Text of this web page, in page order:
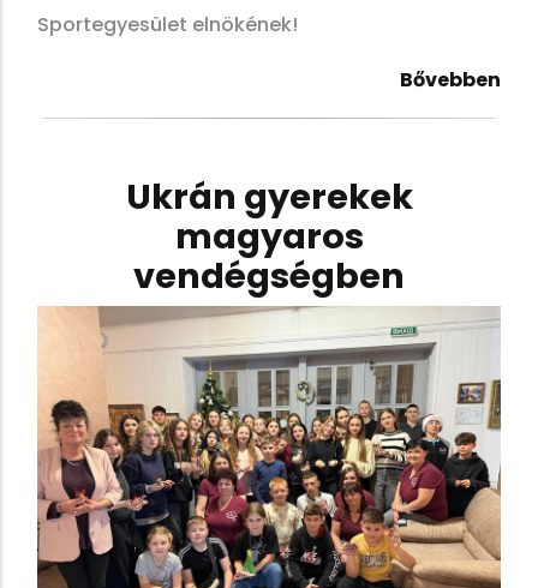
Sportegyesület elnökének!
Bővebben
Ukrán gyerekek
magyaros
vendégségben